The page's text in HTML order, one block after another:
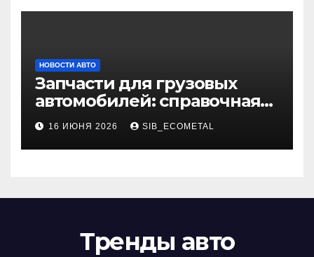
НОВОСТИ АВТО
Запчасти для грузовых
автомобилей: справочная
база по корейским и
японским моделям
16 ИЮНЯ 2026 SIB_ECOMETAL
Тренды авто